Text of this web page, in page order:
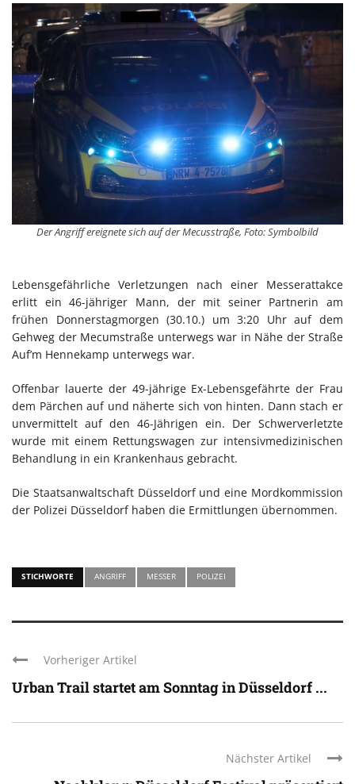
Der Angriff ereignete sich auf der Mecusstraße, Foto: Symbolbild
Lebensgefährliche Verletzungen nach einer Messerattakce
erlitt ein 46-jähriger Mann, der mit seiner Partnerin am
frühen Donnerstagmorgen (30.10.) um 3:20 Uhr auf dem
Gehweg der Mecumstraße unterwegs war in Nähe der Straße
Auf’m Hennekamp unterwegs war.
Offenbar lauerte der 49-jährige Ex-Lebensgefährte der Frau
dem Pärchen auf und näherte sich von hinten. Dann stach er
unvermittelt auf den 46-Jährigen ein. Der Schwerverletzte
wurde mit einem Rettungswagen zur intensivmedizinischen
Behandlung in ein Krankenhaus gebracht.
Die Staatsanwaltschaft Düsseldorf und eine Mordkommission
der Polizei Düsseldorf haben die Ermittlungen übernommen.
STICHWORTE ANGRIFF MESSER POLIZEI
Vorheriger Artikel
Urban Trail startet am Sonntag in Düsseldorf ...
Nächster Artikel